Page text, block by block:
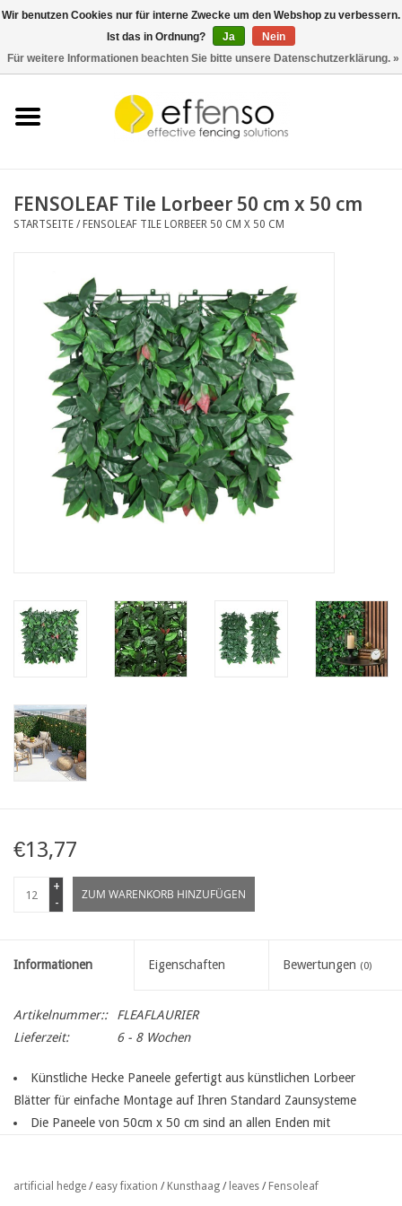
Schnäppchen
Dokumente
FENSOLEAF Tile Lorbeer 50 cm x 50 cm
STARTSEITE /FENSOLEAF TILE LORBEER 50 CM X 50 CM
€13,77
+
-
ZUM WARENKORB HINZUFÜGEN
Informationen Eigenschaften Bewertungen (0)
Artikelnummer::
FLEAFLAURIER
Lieferzeit:
6 - 8 Wochen
Künstliche Hecke Paneele gefertigt aus künstlichen Lorbeer
Blätter für einfache Montage auf Ihren Standard Zaunsysteme
Die Paneele von 50cm x 50 cm sind an allen Enden mit
sich leicht befestigen oder bei Bedarf auch durch zerschneiden
artificial hedge / easy fixation / Kunsthaag / leaves / Fensoleaf
Wir benutzen Cookies nur für interne Zwecke um den Webshop zu verbessern.
Ist das in Ordnung?
Ja
Nein
Für weitere Informationen beachten Sie bitte unsere Datenschutzerklärung. »